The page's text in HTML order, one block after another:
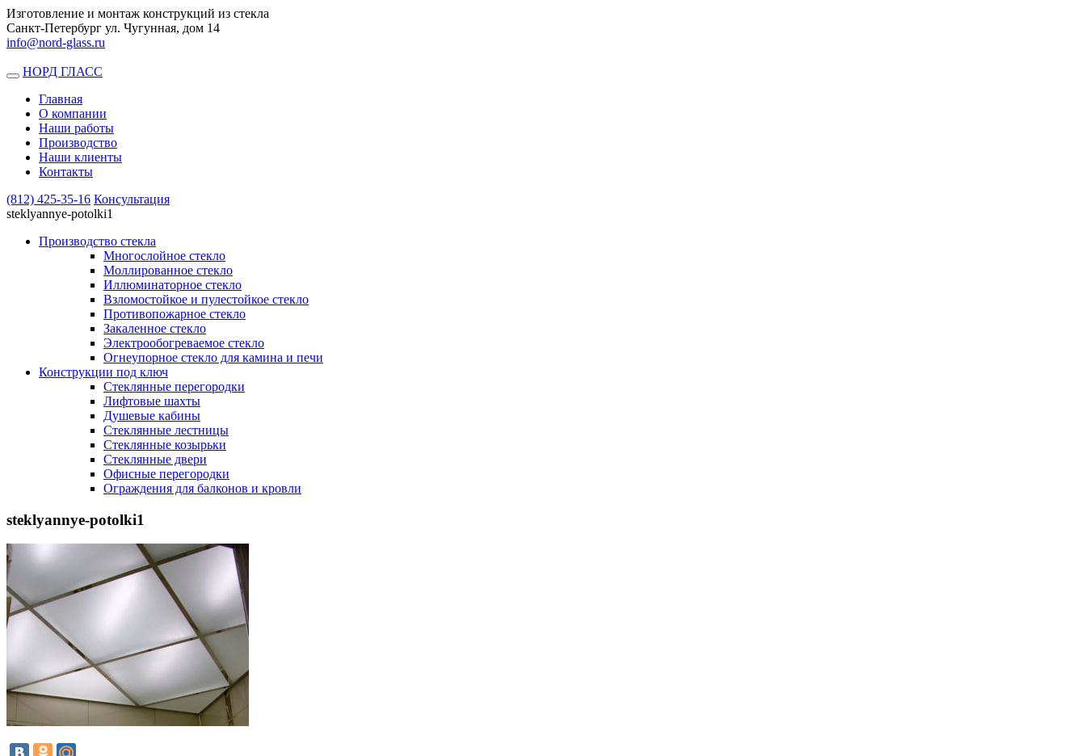
Изготовление и монтаж конструкций из стекла
Санкт-Петербург ул. Чугунная, дом 14
info@nord-glass.ru
Toggle
navigation
НОРД ГЛАСС
Главная
О компании
Наши работы
Производство
Наши клиенты
Контакты
(812) 425-35-16 Консультация
steklyannye-potolki1
Производство стекла
Многослойное стекло
Моллированное стекло
Иллюминаторное стекло
Взломостойкое и пулестойкое стекло
Противопожарное стекло
Закаленное стекло
Электрообогреваемое стекло
Огнеупорное стекло для камина и печи
Конструкции под ключ
Стеклянные перегородки
Лифтовые шахты
Душевые кабины
Cтеклянные лестницы
Cтеклянные козырьки
Cтеклянные двери
Офисные перегородки
Ограждения для балконов и кровли
steklyannye-potolki1